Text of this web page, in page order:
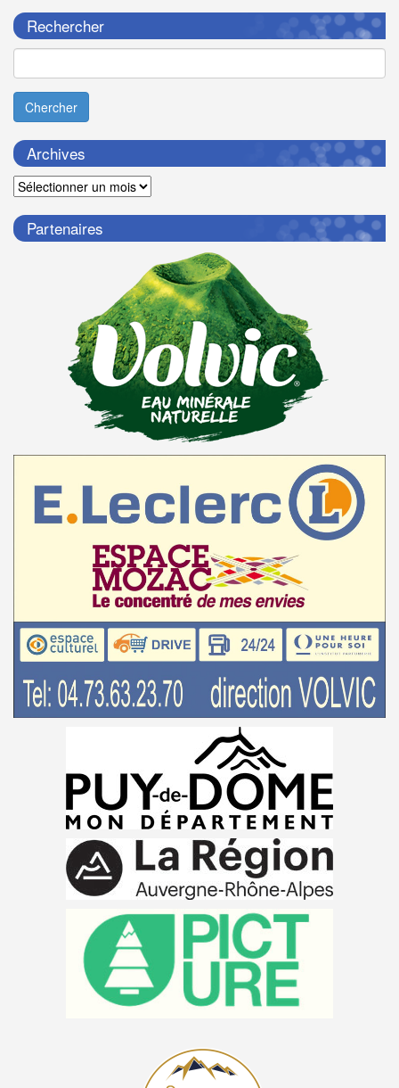
Rechercher
Chercher
Archives
Archives
Partenaires